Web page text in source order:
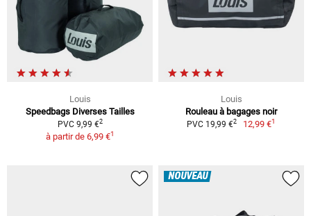
Louis
Speedbags Diverses Tailles
PVC 9,99 €2
à partir de 6,99 €1
Louis
Rouleau à bagages noir
PVC 19,99 €2 12,99 €1
NOUVEAU